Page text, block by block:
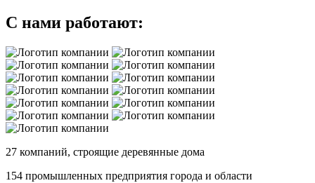
С нами работают:
27 компаний, строящие деревянные дома
154 промышленных предприятия города и области